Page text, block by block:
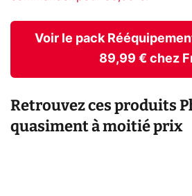
Voir le pack
89,99 € chez
Retrouvez ces produits
quasiment à moitié prix